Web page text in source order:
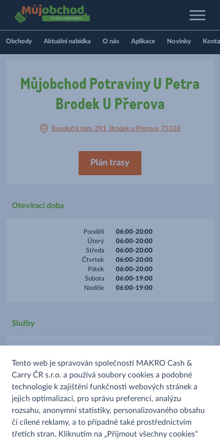
Obchody Aktuální nabídka O nás Aplikace Novinky
Můjobchod Potraviny U Petra
Brodek U Přerova
Revoluční nám. 391, Brodek u Přerova, 75103
Plán trasy
Otevírací doba
Pondělí
Úterý
Středa
Čtvrtek
Pátek
Sobota
Neděle
06:00-20:00
06:00-20:00
06:00-20:00
06:00-20:00
06:00-20:00
06:00-19:00
06:00-19:00
Služby
Platba kartou
Prodej alkoholu
Prodej uzenin
Tento web je spravován společností MAKRO Cash &
Carry ČR s.r.o. a používá soubory cookies a podobné
technologie k zajištění funkčnosti webových stránek a
jejich optimalizaci, pro správu preferencí, analýzu
rozsahu, anonymní statistiky, personalizovaného obsahu
či cílené reklamy, a to případně také prostřednictvím
třetích stran. Kliknutím na „Přijmout všechny cookies“